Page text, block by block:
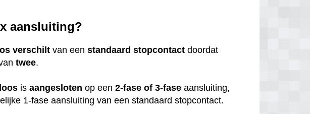
aansluiting?
verschilt van eenstandaard stopcontact doordat
twee.
isaangesloten op een2-fase of 3-fase aansluiting,
1-fase aansluiting van een standaard stopcontact.